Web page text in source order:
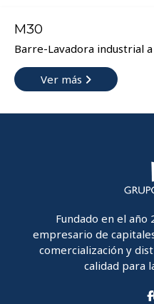
M30
Barre-Lavadora industrial
Ver más
Fundado en el año
empresario de
comercialización y
calidad para